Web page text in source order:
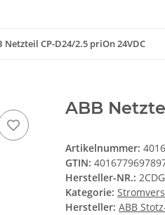
Netzteil CP-D24/2.5 priOn 24VDC
ABB
Artikelnummer:
GTIN:
Hersteller-NR.:
Kategorie:
Hersteller: ABB